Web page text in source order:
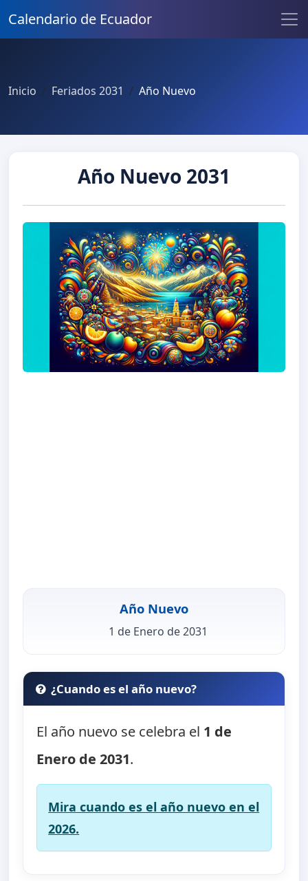
Calendario de Ecuador
Inicio Feriados 2031 Año Nuevo
Año Nuevo 2031
Año Nuevo
1 de Enero de 2031
¿Cuando es el año nuevo?
El año nuevo se celebra el 1 de
Enero de 2031.
Mira cuando es el año nuevo en el
2026.